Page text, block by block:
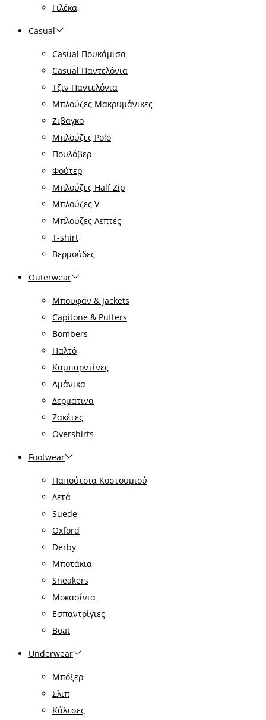
Γιλέκα
Casual
Casual Πουκάμισα
Casual Παντελόνια
Τζιν Παντελόνια
Μπλούζες Μακρυμάνικες
Ζιβάγκο
Μπλούζες Polo
Πουλόβερ
Φούτερ
Μπλούζες Half Zip
Μπλούζες V
Μπλούζες Λεπτές
T-shirt
Βερμούδες
Outerwear
Μπουφάν & Jackets
Capitone & Puffers
Bombers
Παλτό
Καμπαρντίνες
Αμάνικα
Δερμάτινα
Ζακέτες
Overshirts
Footwear
Παπούτσια Κοστουμιού
Δετά
Suede
Oxford
Derby
Μποτάκια
Sneakers
Μοκασίνια
Εσπαντρίγιες
Boat
Underwear
Μπόξερ
Σλιπ
Κάλτσες